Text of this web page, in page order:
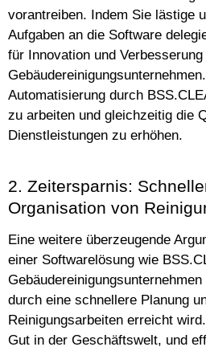
vorantreiben. Indem Sie lästige
Aufgaben an die Software
für Innovation und
Automatisierung durch
zu arbeiten und gleichzeitig die
Dienstleistungen zu erhöhen.
2. Zeitersparnis:
Organisation von
Eine weitere überzeugende
einer Softwarelösung wie
durch eine schnellere Planung
Reinigungsarbeiten erreicht
Gut in der Geschäftswelt, und